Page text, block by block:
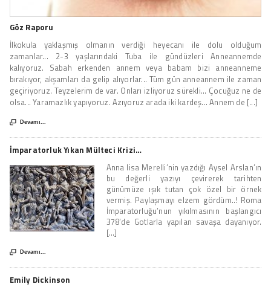
Göz Raporu
İlkokula yaklaşmış olmanın verdiği heyecanı ile dolu olduğum
zamanlar... 2-3 yaşlarındaki Tuba ile gündüzleri Anneannemde
kalıyoruz. Sabah erkenden annem veya babam bizi anneanneme
bırakıyor, akşamları da gelip alıyorlar... Tüm gün anneannem ile zaman
geçiriyoruz. Teyzelerim de var. Onları izliyoruz sürekli... Çocuğuz ne de
olsa... Yaramazlık yapıyoruz. Azıyoruz arada iki kardeş... Annem de [...]
 Devamı...
İmparatorluk Yıkan Mülteci Krizi…
Anna lisa Merelli’nin yazdığı Aysel Arslan’ın
bu değerli yazıyı çevirerek tarihten
günümüze ışık tutan çok özel bir örnek
vermiş. Paylaşmayı elzem gördüm..! Roma
İmparatorluğu’nun yıkılmasının başlangıcı
378’de Gotlarla yapılan savaşa dayanıyor.
[...]
 Devamı...
Emily Dickinson